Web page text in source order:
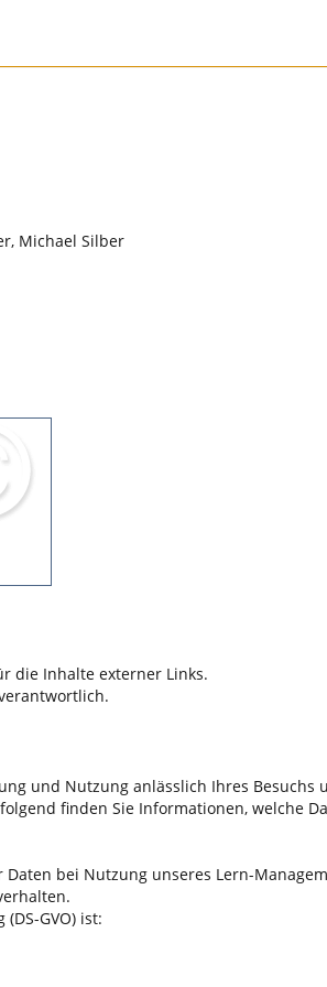
Michael Silber
die Inhalte externer Links.
und Nutzung anlässlich Ihres
finden Sie Informationen, welche
bei Nutzung unseres Lern-
GVO) ist: